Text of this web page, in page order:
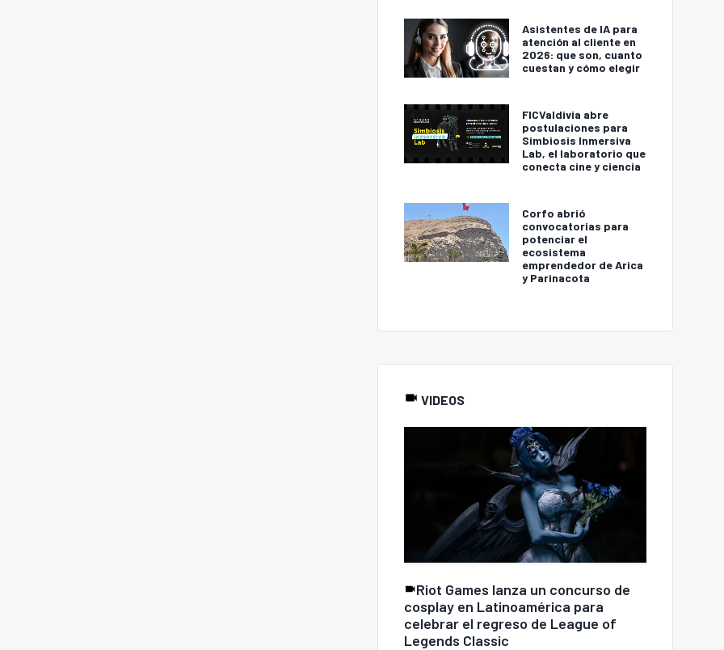
Asistentes de IA para
atención al cliente en
2026: que son, cuanto
cuestan y cómo elegir
FICValdivia abre
postulaciones para
Simbiosis Inmersiva
Lab, el laboratorio que
conecta cine y ciencia
Corfo abrió
convocatorias para
potenciar el
ecosistema
emprendedor de Arica
y Parinacota
VIDEOS
Riot Games lanza un concurso de
cosplay en Latinoamérica para
celebrar el regreso de League of
Legends Classic